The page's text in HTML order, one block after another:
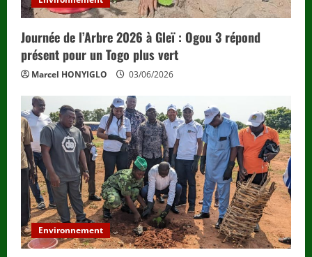
Journée de l’Arbre 2026 à Gleï : Ogou 3 répond
présent pour un Togo plus vert
Marcel HONYIGLO 03/06/2026
Environnement